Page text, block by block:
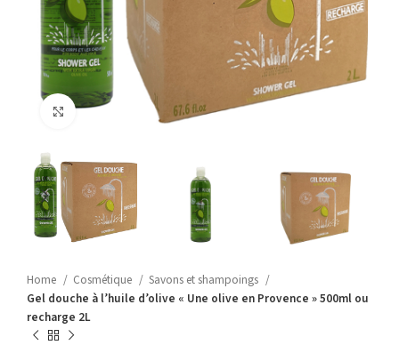
Click to enlarge
Home Cosmétique
Savons et shampoings
Gel douche à l’huile d’olive « Une olive en Provence » 500ml ou
recharge 2L